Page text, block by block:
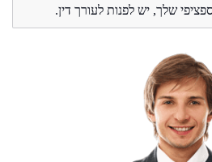
שלך, יש לפנות לעורך דין.